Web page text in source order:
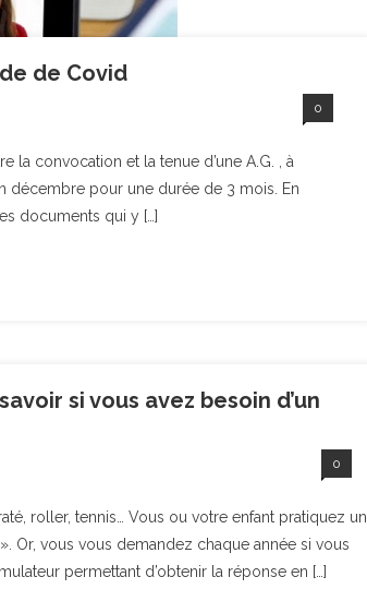
de Covid
0
la convocation et la tenue d’une A.G. , à
décembre pour une durée de 3 mois. En
documents qui y […]
si vous avez besoin d’un
0
roller, tennis… Vous ou votre enfant pratiquez un
Or, vous vous demandez chaque année si vous
permettant d’obtenir la réponse en […]